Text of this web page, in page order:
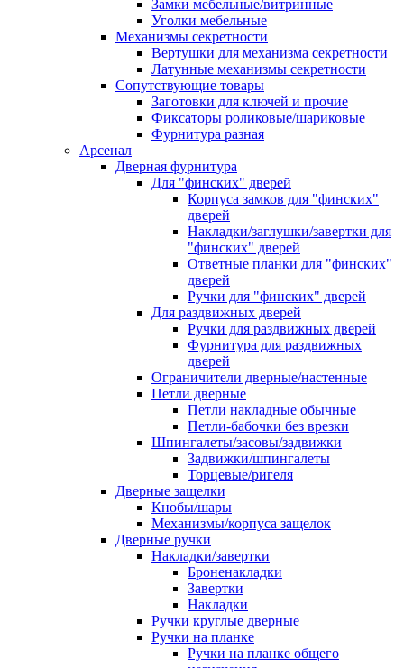
Замки мебельные/витринные
Уголки мебельные
Механизмы секретности
Вертушки для механизма секретности
Латунные механизмы секретности
Сопутствующие товары
Заготовки для ключей и прочие
Фиксаторы роликовые/шариковые
Фурнитура разная
Арсенал
Дверная фурнитура
Для "финских" дверей
Корпуса замков для "финских"
дверей
Накладки/заглушки/завертки для
"финских" дверей
Ответные планки для "финских"
дверей
Ручки для "финских" дверей
Для раздвижных дверей
Ручки для раздвижных дверей
Фурнитура для раздвижных
дверей
Ограничители дверные/настенные
Петли дверные
Петли накладные обычные
Петли-бабочки без врезки
Шпингалеты/засовы/задвижки
Задвижки/шпингалеты
Торцевые/ригеля
Дверные защелки
Кнобы/шары
Механизмы/корпуса защелок
Дверные ручки
Накладки/завертки
Броненакладки
Завертки
Накладки
Ручки круглые дверные
Ручки на планке
Ручки на планке общего